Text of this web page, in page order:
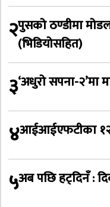
२पुसको ठण्डीमा
(भिडियोसहित)
३‘अधुरो सपना-२’मा
४आईआईएफटीका १२८
५अब पछि हट्दिनँ :